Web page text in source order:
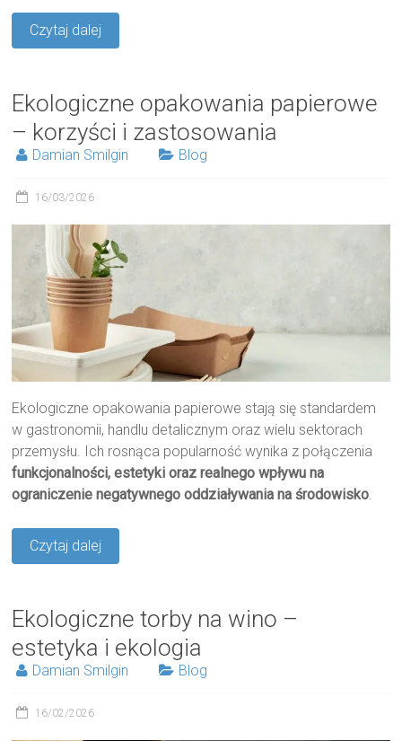
Czytaj dalej
Ekologiczne opakowania papierowe
– korzyści i zastosowania
Damian Smilgin Blog
16/03/2026
Ekologiczne opakowania papierowe stają się standardem
w gastronomii, handlu detalicznym oraz wielu sektorach
przemysłu. Ich rosnąca popularność wynika z połączenia
funkcjonalności, estetyki oraz realnego wpływu na
ograniczenie negatywnego oddziaływania na środowisko.
Czytaj dalej
Ekologiczne torby na wino –
estetyka i ekologia
Damian Smilgin Blog
16/02/2026